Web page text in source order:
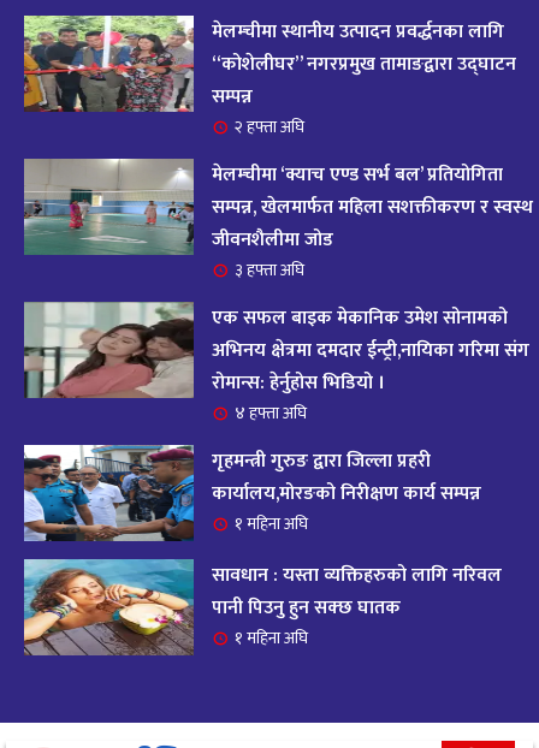
१४ आज २०८२ साल भदौ १६ गते सोमबारको राशिफल
११ महिना अघि
१५
आजको राशिफल : २०८२ भदौ १२ गते बिहीवार, २८
अगस्ट २०२५
११ महिना अघि
१६ आजको राशिफल – २०८२ साल भाद्र १० गते, मंगलबार
१७ आजको राशिफल – २०८२ साल भाद्र १० गते, मंगलबार
११ महिना अघि
१८
आजको राशिफल : आइतवार, ८ भदौ २०८२ (२४ अगस्ट
२०२५)
११ महिना अघि
१९ आजको राशिफल २०८२ भदाै ४ गते, बुधवार
११ महिना अघि
धैर्यले सफलता मिल्नेछ
मेलम्चीमा स्थानीय उत्पादन प्रवर्द्धनका लागि
“कोशेलीघर” नगरप्रमुख तामाङद्वारा उद्घाटन
सम्पन्न
२ हफ्ता अघि
मेलम्चीमा ‘क्याच एण्ड सर्भ बल’ प्रतियोगिता
सम्पन्न, खेलमार्फत महिला सशक्तीकरण र स्वस्थ
जीवनशैलीमा जोड
३ हफ्ता अघि
एक सफल बाइक मेकानिक उमेश सोनामको
अभिनय क्षेत्रमा दमदार ईन्ट्री,नायिका गरिमा संग
रोमान्स: हेर्नुहोस भिडियो ।
४ हफ्ता अघि
गृहमन्त्री गुरुङ द्वारा जिल्ला प्रहरी
कार्यालय,मोरङको निरीक्षण कार्य सम्पन्न
१ महिना अघि
सावधान : यस्ता व्यक्तिहरुको लागि नरिवल
पानी पिउनु हुन सक्छ घातक
१ महिना अघि